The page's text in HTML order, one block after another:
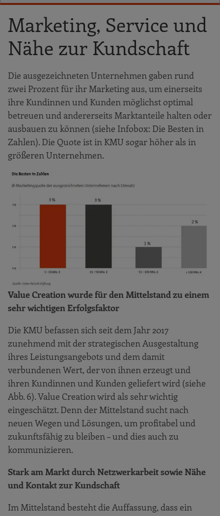
Schaffung und Sicherung von Arbeits- und
Ausbildungsplätzen
Innovation und Modernisierung
Engagement in der Region
Marketing, Service und Nähe zur
Kundschaft
Fazit
Schwerpunkt 2020 – Erfolgsfaktor
Geschäftsmodell im Mittelstand
Fachbeitrag „Menschen.“
Fachbeitrag „Unternehmen.“
Fachbeitrag „Zukunft.“
Marketing, Service und
Nähe zur Kundschaft
Die ausgezeichneten Unternehmen gaben rund
zwei Prozent für ihr Marketing aus, um einerseits
ihre Kundinnen und Kunden möglichst optimal
betreuen und andererseits Marktanteile halten oder
ausbauen zu können (siehe Infobox: Die Besten in
Zahlen). Die Quote ist in KMU sogar höher als in
größeren Unternehmen.
Value Creation wurde für den Mittelstand zu einem
sehr wichtigen Erfolgsfaktor
Die KMU befassen sich seit dem Jahr 2017
zunehmend mit der strategischen Ausgestaltung
ihres Leistungsangebots und dem damit
verbundenen Wert, der von ihnen erzeugt und
ihren Kundinnen und Kunden geliefert wird (siehe
Abb. 6). Value Creation wird als sehr wichtig
eingeschätzt. Denn der Mittelstand sucht nach
neuen Wegen und Lösungen, um profitabel und
zukunftsfähig zu bleiben – und dies auch zu
kommunizieren.
Stark am Markt durch Netzwerkarbeit sowie Nähe
und Kontakt zur Kundschaft
Im Mittelstand besteht die Auffassung, dass ein